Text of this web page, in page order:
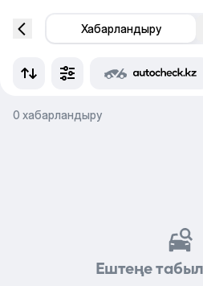
Хабарландыру
0 хабарландыру
Ештеңе